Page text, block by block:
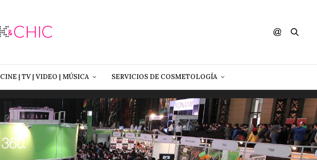
CINE | TV | VIDEO | MÚSICA SERVICIOS DE COSMETOLOGÍA